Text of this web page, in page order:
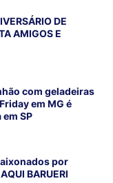
DE
AMIGOS E
com geladeiras
em MG é
SP
por
BARUERI